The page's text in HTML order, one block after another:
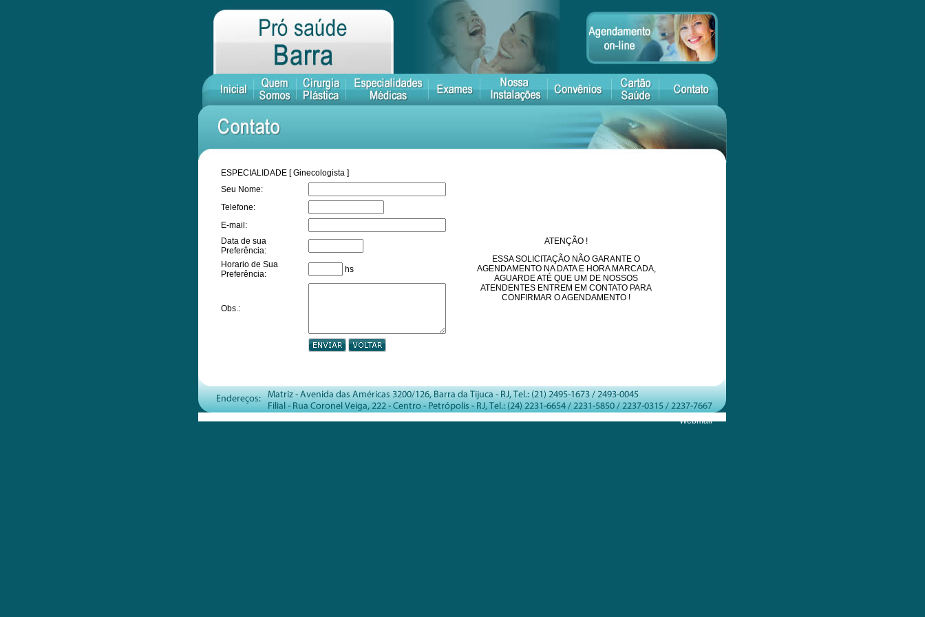
ESPECIALIDADE [ Ginecologista ]
ATENÇÃO !
ESSA SOLICITAÇÃO NÃO GARANTE O
AGENDAMENTO NA DATA E HORA MARCADA,
AGUARDE ATÉ QUE UM DE NOSSOS
ATENDENTES ENTREM EM CONTATO PARA
CONFIRMAR O AGENDAMENTO !
Seu Nome:
Telefone:
E-mail:
Data de sua
Preferência:
Horario de Sua
Preferência:
hs
Obs.:
Webmail